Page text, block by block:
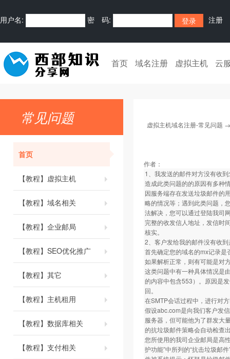
用户名: 密 码: 注册
首页 域名注册 虚拟主机 云
常见问题
首页
【教程】虚拟主机
【教程】域名相关
【教程】企业邮局
【教程】SEO优化推广
【教程】其它
【教程】主机租用
【教程】数据库相关
【教程】支付相关
虚拟主机域名注册-常见问题
作者：
1、我发送的邮件对方没有收
造成此类问题的的原因有多种
因服务端存在发送垃圾邮件的
略的情况等；遇到此类问题，
法解决，您可以通过登陆我司
完整的收发信人地址，发信时
核实。
2、客户发给我的邮件没有收
首先确定您的域名的mx记录
如果解析正常，则有可能是对
这类问题中有一种具体情况是
的内容中包含553）。原因是
回。
在SMTP会话过程中，进行对
假设abc.com是向我们客户发
服务器，但可能他为了群发大
的抗垃圾邮件策略会自动检查
您所使用的我司企业邮局是高
护功能”中所列的“抗击垃圾邮